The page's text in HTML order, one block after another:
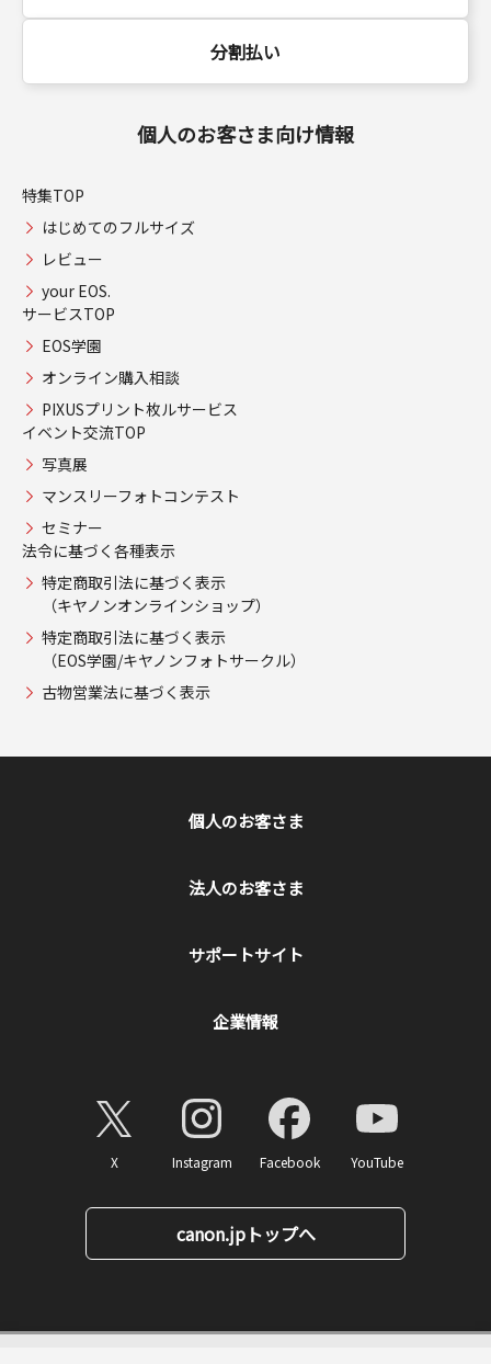
分割払い
個人のお客さま向け情報
特集TOP
はじめてのフルサイズ
レビュー
your EOS.
サービスTOP
EOS学園
オンライン購入相談
PIXUSプリント枚ルサービス
イベント交流TOP
写真展
マンスリーフォトコンテスト
セミナー
法令に基づく各種表示
特定商取引法に基づく表示
（キヤノンオンラインショップ）
特定商取引法に基づく表示
（EOS学園/キヤノンフォトサークル）
古物営業法に基づく表示
個人のお客さま
法人のお客さま
サポートサイト
企業情報
X Instagram Facebook YouTube
canon.jpトップへ